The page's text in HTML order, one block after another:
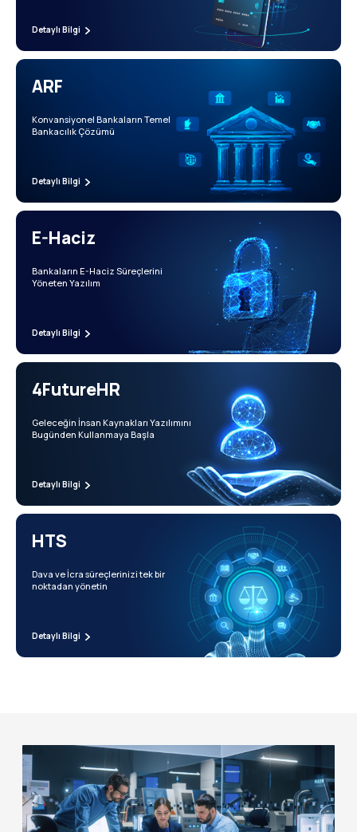
Detaylı Bilgi
ARF
Konvansiyonel Bankaların Temel
Bankacılık Çözümü
Detaylı Bilgi
E-Haciz
Bankaların E-Haciz Süreçlerini
Yöneten Yazılım
Detaylı Bilgi
4FutureHR
Geleceğin İnsan Kaynakları Yazılımını
Bugünden Kullanmaya Başla
Detaylı Bilgi
HTS
Dava ve İcra süreçlerinizi tek bir
noktadan yönetin
Detaylı Bilgi